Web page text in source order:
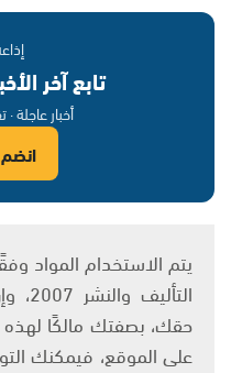
تابع آخر
أخبار عاجلة
حقك، بصفتك مالكًا
على الموقع، فيمكنك